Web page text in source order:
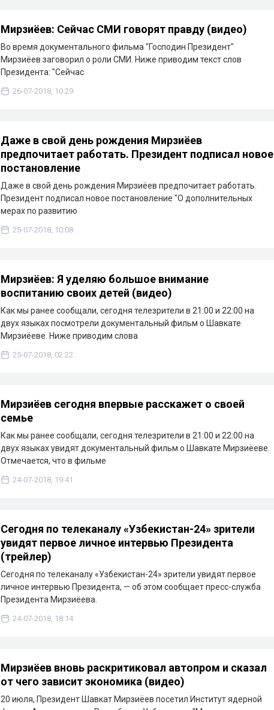
Мирзиёев: Сейчас СМИ говорят правду (видео)
Во время документального фильма "Господин Президент"
Мирзиёев заговорил о роли СМИ. Ниже приводим текст слов
Президента: "Сейчас
26-07-2018, 10:29
Даже в свой день рождения Мирзиёев
предпочитает работать. Президент подписал новое
постановление
Даже в свой день рождения Мирзиёев предпочитает работать.
Президент подписал новое постановление "О дополнительных
мерах по развитию
25-07-2018, 10:08
Мирзиёев: Я уделяю большое внимание
воспитанию своих детей (видео)
Как мы ранее сообщали, сегодня телезрители в 21:00 и 22:00 на
двух языках посмотрели документальный фильм о Шавкате
Мирзиёеве. Ниже приводим слова
25-07-2018, 02:22
Мирзиёев сегодня впервые расскажет о своей
семье
Как мы ранее сообщали, сегодня телезрители в 21:00 и 22:00 на
двух языках увидят документальный фильм о Шавкате Мирзиёеве.
Отмечается, что в фильме
24-07-2018, 19:41
Сегодня по телеканалу «Узбекистан-24» зрители
увидят первое личное интервью Президента
(трейлер)
Сегодня по телеканалу «Узбекистан-24» зрители увидят первое
личное интервью Президента, — об этом сообщает пресс-служба
Президента Мирзиёева.
24-07-2018, 18:14
Мирзиёев вновь раскритиковал автопром и сказал
от чего зависит экономика (видео)
20 июля, Президент Шавкат Мирзиёев посетил Институт ядерной